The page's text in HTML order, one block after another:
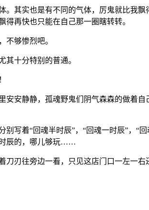
。其实也是有不同的气体，厉鬼就比我
再快也只能在自己那一圈瞎转转。
不够惨烈吧。
其十分特别的普通。
安静静，孤魂野鬼们阴气森森的做着
写着“回魂半时辰”，“回魂一时辰”，“
时辰的，哪儿够玩……
刃往旁边一看，只见这店门口一左一右